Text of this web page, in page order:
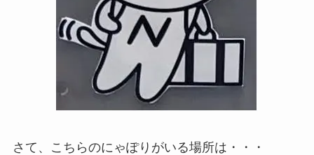
さて、こちらのにゃぽりがいる場所は・・・